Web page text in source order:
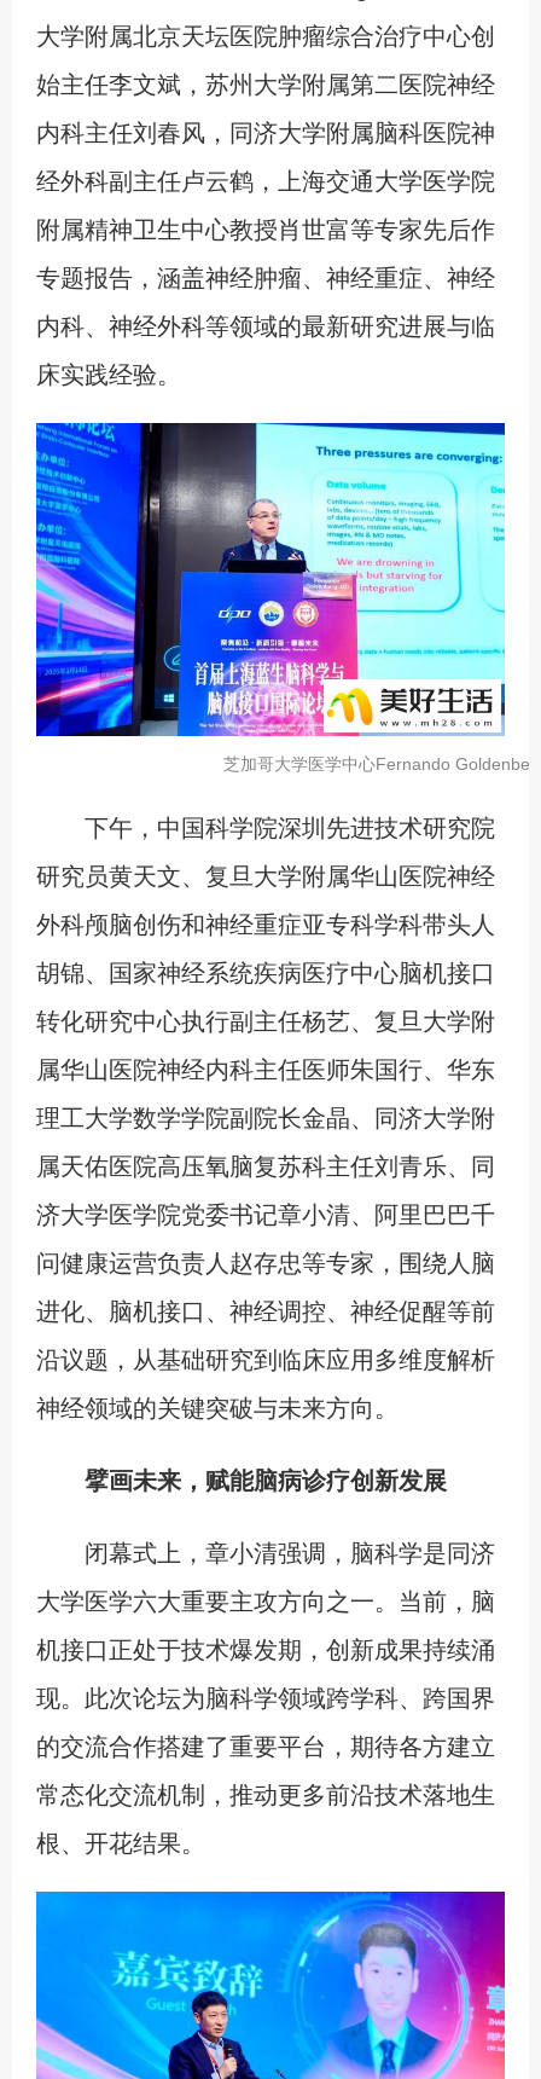
大学附属北京天坛医院肿瘤综合治疗中心创
始主任李文斌，苏州大学附属第二医院神经
内科主任刘春风，同济大学附属脑科医院神
经外科副主任卢云鹤，上海交通大学医学院
附属精神卫生中心教授肖世富等专家先后作
专题报告，涵盖神经肿瘤、神经重症、神经
内科、神经外科等领域的最新研究进展与临
床实践经验。
芝加哥大学医学中心Fernando
下午，中国科学院深圳先进技术研究院
研究员黄天文、复旦大学附属华山医院神经
外科颅脑创伤和神经重症亚专科学科带头人
胡锦、国家神经系统疾病医疗中心脑机接口
转化研究中心执行副主任杨艺、复旦大学附
属华山医院神经内科主任医师朱国行、华东
理工大学数学学院副院长金晶、同济大学附
属天佑医院高压氧脑复苏科主任刘青乐、同
济大学医学院党委书记章小清、阿里巴巴千
问健康运营负责人赵存忠等专家，围绕人脑
进化、脑机接口、神经调控、神经促醒等前
沿议题，从基础研究到临床应用多维度解析
神经领域的关键突破与未来方向。
擘画未来，赋能脑病诊疗创新发展
闭幕式上，章小清强调，脑科学是同济
大学医学六大重要主攻方向之一。当前，脑
机接口正处于技术爆发期，创新成果持续涌
现。此次论坛为脑科学领域跨学科、跨国界
的交流合作搭建了重要平台，期待各方建立
常态化交流机制，推动更多前沿技术落地生
根、开花结果。